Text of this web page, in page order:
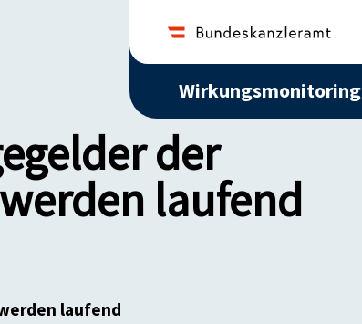
Wirkungsmonitoring
der
laufend
laufend